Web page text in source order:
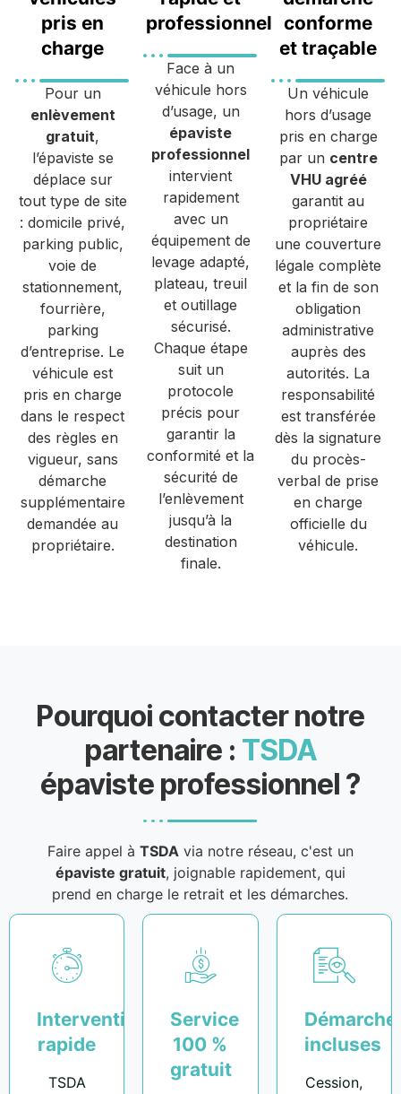
pris en
charge
Pour un
enlèvement
gratuit,
l’épaviste se
déplace sur
tout type de site
: domicile privé,
parking public,
voie de
stationnement,
fourrière,
parking
d’entreprise. Le
véhicule est
pris en charge
dans le respect
des règles en
vigueur, sans
démarche
supplémentaire
demandée au
propriétaire.
professionnel
Face à un
véhicule hors
d’usage, un
épaviste
professionnel
intervient
rapidement
avec un
équipement de
levage adapté,
plateau, treuil
et outillage
sécurisé.
Chaque étape
suit un
protocole
précis pour
garantir la
conformité et la
sécurité de
l’enlèvement
jusqu’à la
destination
finale.
conforme
et traçable
Un véhicule
hors d’usage
pris en charge
par un centre
VHU agréé
garantit au
propriétaire
une couverture
légale complète
et la fin de son
obligation
administrative
auprès des
autorités. La
responsabilité
est transférée
dès la signature
du procès-
verbal de prise
en charge
officielle du
véhicule.
Pourquoi contacter notre
partenaire : TSDA
épaviste professionnel ?
Faire appel à TSDAvia notre réseau, c'est un
épaviste gratuit, joignable rapidement, qui
prend en charge le retrait et les démarches.
Intervention
rapide
TSDA
Service
100 %
gratuit
incluses
Cession,